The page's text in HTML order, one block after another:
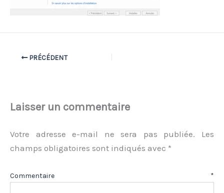
PRÉCÉDENT
Laisser un commentaire
Votre adresse e-mail ne sera pas publiée.
Les
champs obligatoires sont indiqués avec *
Commentaire *